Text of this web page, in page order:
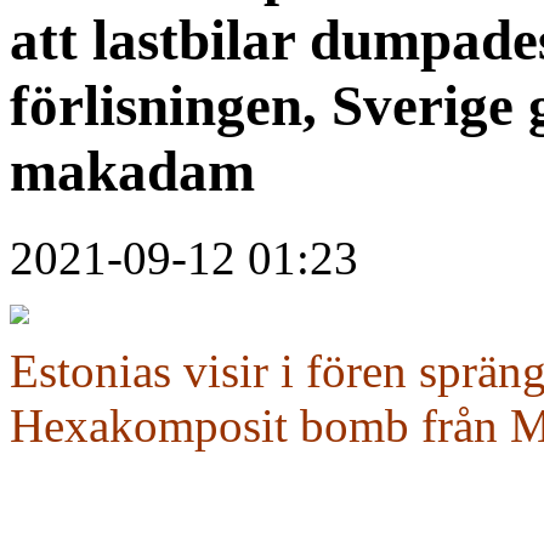
att lastbilar
förlisningen, Sverige
makadam
2021-09-12 01:23
Estonias visir i fören
Hexakomposit bomb från